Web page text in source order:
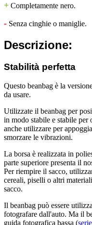
+ Completamente nero.
- Senza cinghie o maniglie.
Descrizione:
Stabilità perfetta
Questo beanbag è la
da usare.
Utilizzate il beanbag per
in modo stabile e stabile per
anche utilizzare per
smorzare le vibrazioni.
La borsa è realizzata in
parte superiore presenta il
Per riempire il sacco,
cereali, piselli o altri
sacco.
Il beanbag può essere
fotografare dall'auto. Ma il
guida fotografica bassa (